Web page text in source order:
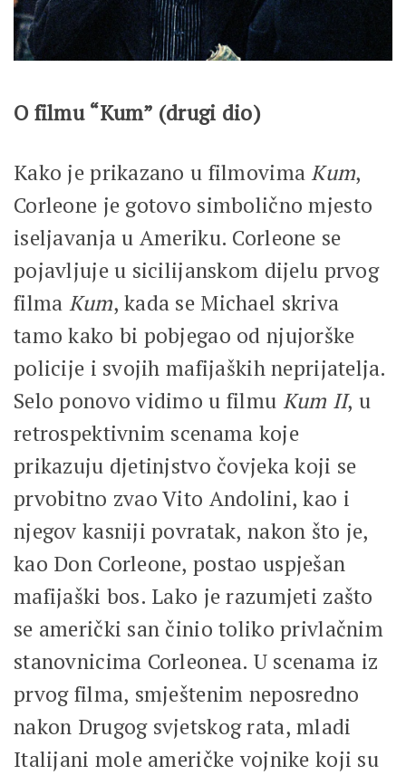
O filmu “Kum” (drugi dio)
Kako je prikazano u filmovimaKum,
Corleone je gotovo simbolično mjesto
iseljavanja u Ameriku. Corleone se
pojavljuje u sicilijanskom dijelu prvog
filma Kum, kada se Michael skriva
tamo kako bi pobjegao od njujorške
policije i svojih mafijaških neprijatelja.
Selo ponovo vidimo u filmu Kum II, u
retrospektivnim scenama koje
prikazuju djetinjstvo čovjeka koji se
prvobitno zvao Vito Andolini, kao i
njegov kasniji povratak, nakon što je,
kao Don Corleone, postao uspješan
mafijaški bos. Lako je razumjeti zašto
se američki san činio toliko privlačnim
stanovnicima Corleonea. U scenama iz
prvog filma, smještenim neposredno
nakon Drugog svjetskog rata, mladi
Italijani mole američke vojnike koji su